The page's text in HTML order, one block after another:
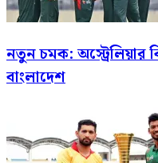
নতুন চমক: অস্ট্রেলিয়ার
বাংলাদেশ